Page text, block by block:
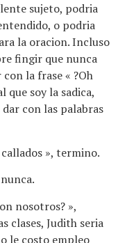
sujeto, podria
o podria
la oracion. Incluso
fingir que nunca
la frase « ?Oh
que soy la sadica,
con las palabras
», termino.
nosotros? »,
clases, Judith seri­a
le costo empleo